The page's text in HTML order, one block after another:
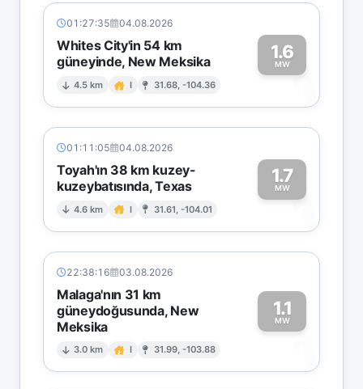
01:27:35 04.08.2026
Whites City'in 54 km
güneyinde, New Meksika
4.5 km I 31.68, -104.36
1.6
MW1
01:11:05 04.08.2026
Toyah'ın 38 km kuzey-
kuzeybatısında, Texas
4.6 km I 31.61, -104.01
1.7
MW1
22:38:16 03.08.2026
Malaga'nın 31 km
güneydoğusunda, New
Meksika
3.0 km I 31.99, -103.88
1.1
MW
1